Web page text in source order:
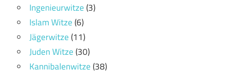
Ingenieurwitze(3)
Islam Witze(6)
Jägerwitze(11)
Juden Witze(30)
Kannibalenwitze(38)